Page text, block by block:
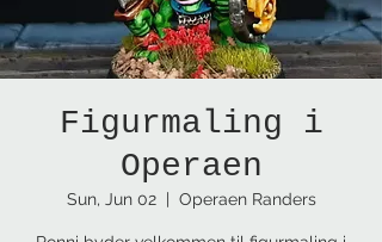
Figurmaling i
Operaen
Sun, Jun 02
  |
Operaen Randers